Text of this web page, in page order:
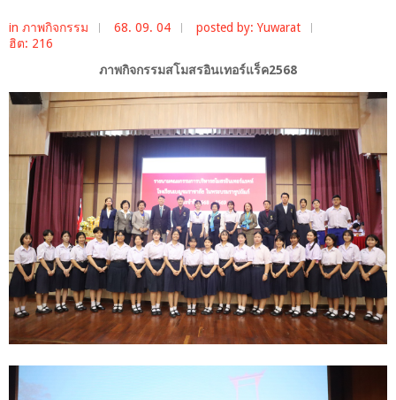
in ภาพกิจกรรม 68. 09. 04
posted by: Yuwarat
ฮิต: 216
ภาพกิจกรรมสโมสรอินเทอร์แร็ค2568